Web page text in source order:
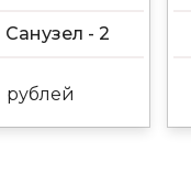
Санузел - 2
рублей